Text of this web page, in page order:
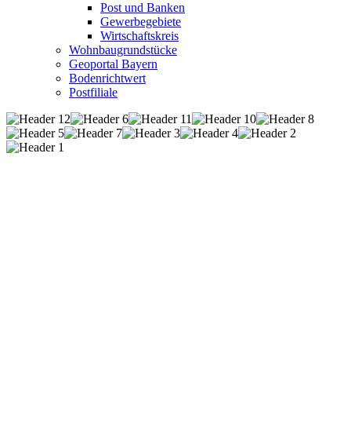
Post und Banken
Gewerbegebiete
Wirtschaftskreis
Wohnbaugrundstücke
Geoportal Bayern
Bodenrichtwert
Postfiliale